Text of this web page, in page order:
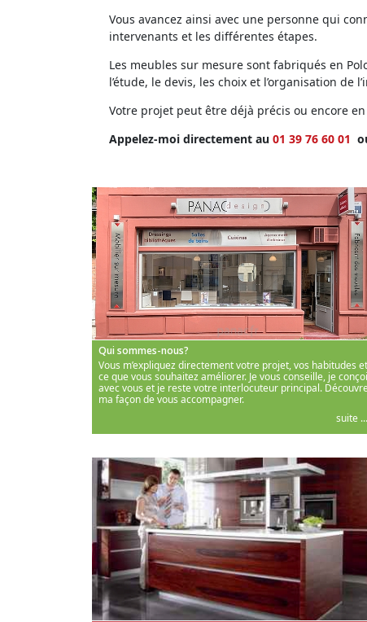
Vous avancez ainsi avec une personne qui
intervenants et les différentes étapes.
Les meubles sur mesure sont fabriqués en
l’étude, le devis, les choix et l’organisation de
Votre projet peut être déjà précis ou encore
Appelez-moi directement au 01 39 76 60 01
Qui sommes-nous?
Vous m’expliquez directement votre projet, vos habitudes et
ce que vous souhaitez améliorer. Je vous conseille, je
avec vous et je reste votre interlocuteur principal.
ma façon de vous accompagner.
suite ...